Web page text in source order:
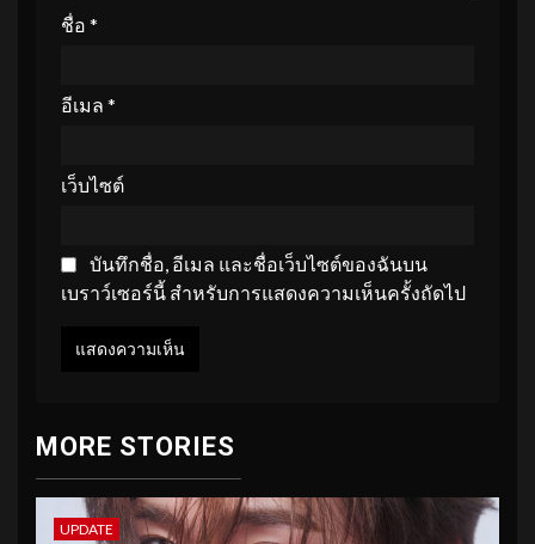
ชื่อ *
อีเมล *
เว็บไซต์
บันทึกชื่อ, อีเมล และชื่อเว็บไซต์ของฉันบน
เบราว์เซอร์นี้ สำหรับการแสดงความเห็นครั้งถัดไป
MORE STORIES
UPDATE